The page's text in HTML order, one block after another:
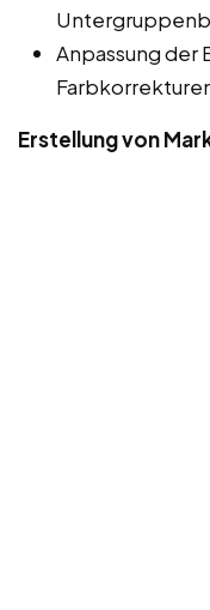
Anpassung der
Erstellung von